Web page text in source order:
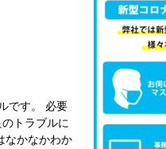
です。 必要
トラブルに
なかなかわか